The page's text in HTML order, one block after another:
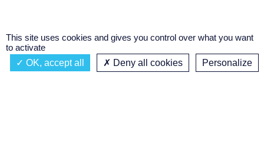
Émission à l'antenne
Actualités À propos
This site uses cookies and gives you control over what you want
to activate
OK, accept all
Deny all cookies
Personalize